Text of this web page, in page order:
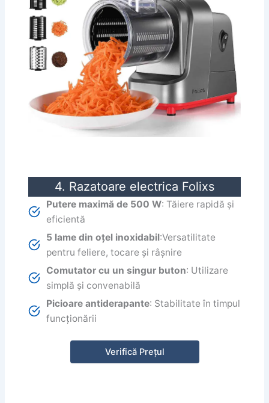
4. Razatoare electrica Folixs
Putere maximă de 500 W: Tăiere rapidă și
eficientă
5 lame din oțel inoxidabil:Versatilitate
pentru feliere, tocare și râșnire
Comutator cu un singur buton: Utilizare
simplă și convenabilă
Picioare antiderapante: Stabilitate în timpul
funcționării
Verifică Prețul